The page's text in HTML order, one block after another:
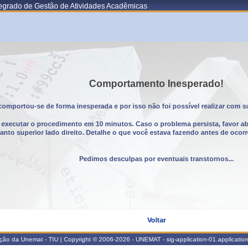
de Gestão de Atividades Acadêmicas
Comportamento Inesperado!
se de forma inesperada e por isso não foi possível realizar com
o procedimento em 10 minutos. Caso o problema persista, favor
superior lado direito. Detalhe o que você estava fazendo antes de
Pedimos desculpas por eventuais transtornos...
Voltar
da Unemat - TIU | Copyright © 2006-2026 - UNEMAT - sig-application-